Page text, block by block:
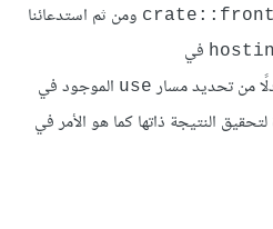
ومن ثم استدعائنا
في
من تحديد مسار use الموجود في
لتحقيق النتيجة ذاتها كما هو الأمر في